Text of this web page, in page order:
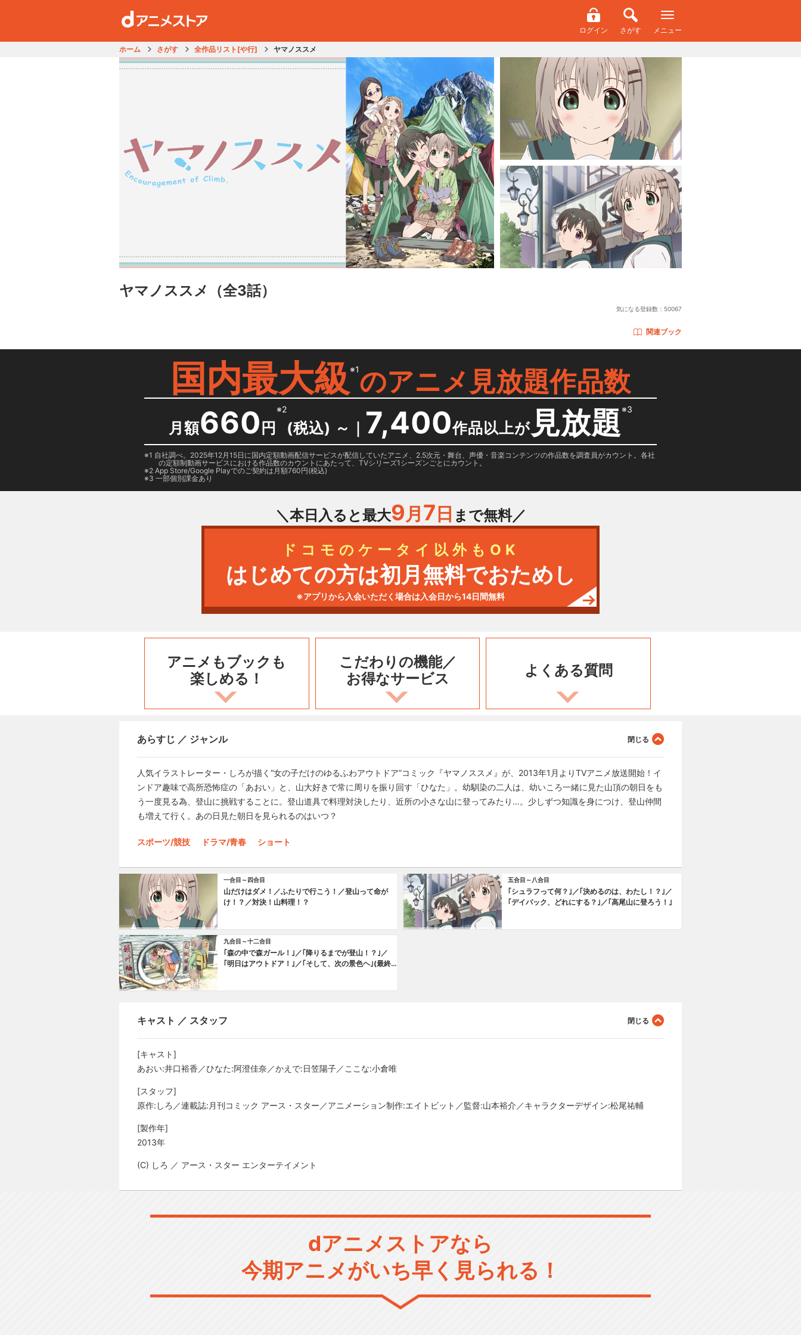
ログイン さがす メニュー
ホーム さがす 全作品リスト[や行] ヤマノススメ
ヤマノススメ （全3話）
気になる登録数： 50067
関連ブック
国内最大級 ※1のアニメ見放題作品数
月額660 円
※2
(税込) ～ ｜ 7,400作品以上が 見放題※3
1 自社調べ。2025年12月15日に国内定額動画配信サービスが配信していたアニメ、2.5次元・舞台、声優・音楽コンテンツの作品数を調査員がカウント。各社
の定額制動画サービスにおける作品数のカウントにあたって、TVシリーズ1シーズンごとにカウント。
2 App Store/Google Playでのご契約は月額760円(税込)
3 一部個別課金あり
＼本日入ると最大9月 7 日 まで無料／
ドコモのケータイ以外もOK
はじめての方は初月無料でおためし
※アプリから入会いただく場合は入会日から14日間無料
アニメもブックも
楽しめる！
こだわりの機能／
お得なサービス
よくある質問
あらすじ ／ ジャンル
人気イラストレーター・しろが描く“女の子だけのゆるふわアウトドア”コミック『ヤマノススメ』が、2013年1月よりTVアニメ放送開始！イ
ンドア趣味で高所恐怖症の「あおい」と、山大好きで常に周りを振り回す「ひなた」。幼馴染の二人は、幼いころ一緒に見た山頂の朝日をも
う一度見る為、登山に挑戦することに。登山道具で料理対決したり、近所の小さな山に登ってみたり…。少しずつ知識を身につけ、登山仲間
も増えて行く。あの日見た朝日を見られるのはいつ？
スポーツ/競技 ドラマ/青春 ショート
一合目～四合目
山だけはダメ！／ふたりで行こう！／登山って命が
け！？／対決！山料理！？
五合目～八合目
｢シュラフって何？｣／｢決めるのは、わたし！？｣／
｢デイパック、どれにする？｣／｢高尾山に登ろう！｣
九合目～十二合目
｢森の中で森ガール！｣／｢降りるまでが登山！？｣／
｢明日はアウトドア！｣／｢そして、次の景色ヘ｣(最終
キャスト ／ スタッフ
[キャスト]
あおい:井口裕香／ひなた:阿澄佳奈／かえで:日笠陽子／ここな:小倉唯
[スタッフ]
原作:しろ／連載誌:月刊コミック アース・スター／アニメーション制作:エイトビット／監督:山本裕介／キャラクターデザイン:松尾祐輔
[製作年]
2013年
(C) しろ ／ アース・スター エンターテイメント
dアニメストアなら
今期アニメがいち早く見られる！